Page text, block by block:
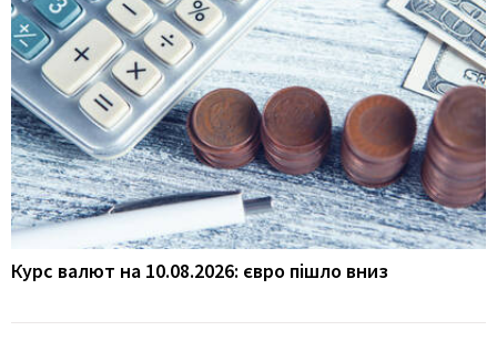
Курс валют на 10.08.2026: євро пішло вниз